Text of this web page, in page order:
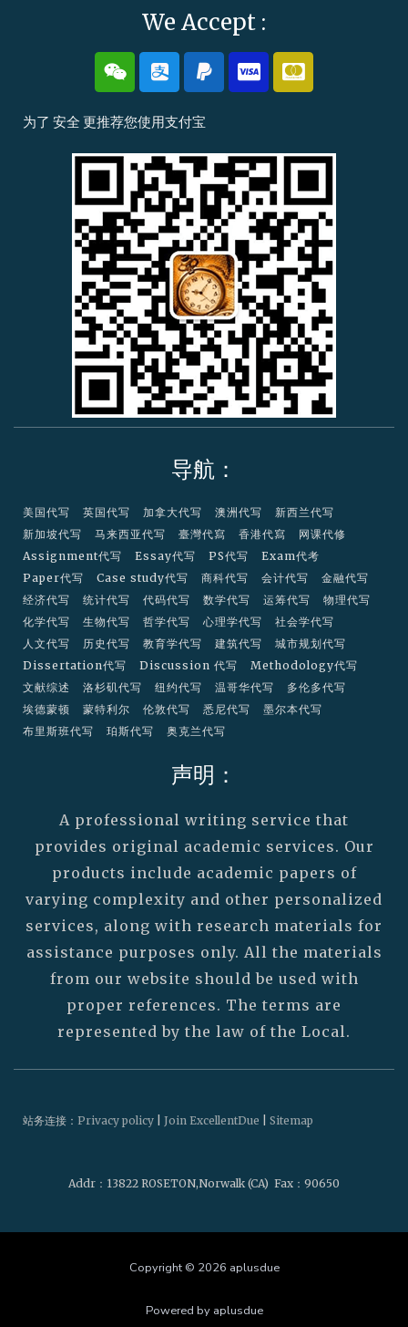
We Accept :
W
e
i
x
n
A
l
i
p
y
P
a
y
p
l
C
c
-
s
a
C
c
-
s
e
r
c
a
r
d
为了 安全 更推荐您使用支付宝
导航：
美国代写 英国代写 加拿大代写 澳洲代写
新西兰代写
新加坡代写
马来西亚代写 臺灣代寫 香港代寫
网课代修
Assignment代写
Essay代写 PS代写
Exam代考
Paper代写
Case study代写 商科代写 会计代写
金融代写
经济代写
统计代写 代码代写 数学代写 运筹代写
物理代写
化学代写
生物代写 哲学代写 心理学代写
社会学代写
人文代写
历史代写 教育学代写 建筑代写
城市规划代写
Dissertation代写
Discussion 代写
Methodology代写
文献综述
洛杉矶代写 纽约代写 温哥华代写
多伦多代写
埃德蒙顿
蒙特利尔 伦敦代写 悉尼代写
墨尔本代写
布里斯班代写
珀斯代写 奥克兰代写
声明：
A professional writing service that
provides original academic services. Our
products include academic papers of
varying complexity and other personalized
services, along with research materials for
assistance purposes only. All the materials
from our website should be used with
proper references. The terms are
represented by the law of the Local.
Addr ：13822 ROSETON,Norwalk (CA) Fax ：90650
站务连接： Privacy policy Join ExcellentDue Sitemap
Copyright © 2026 aplusdue
Powered by aplusdue